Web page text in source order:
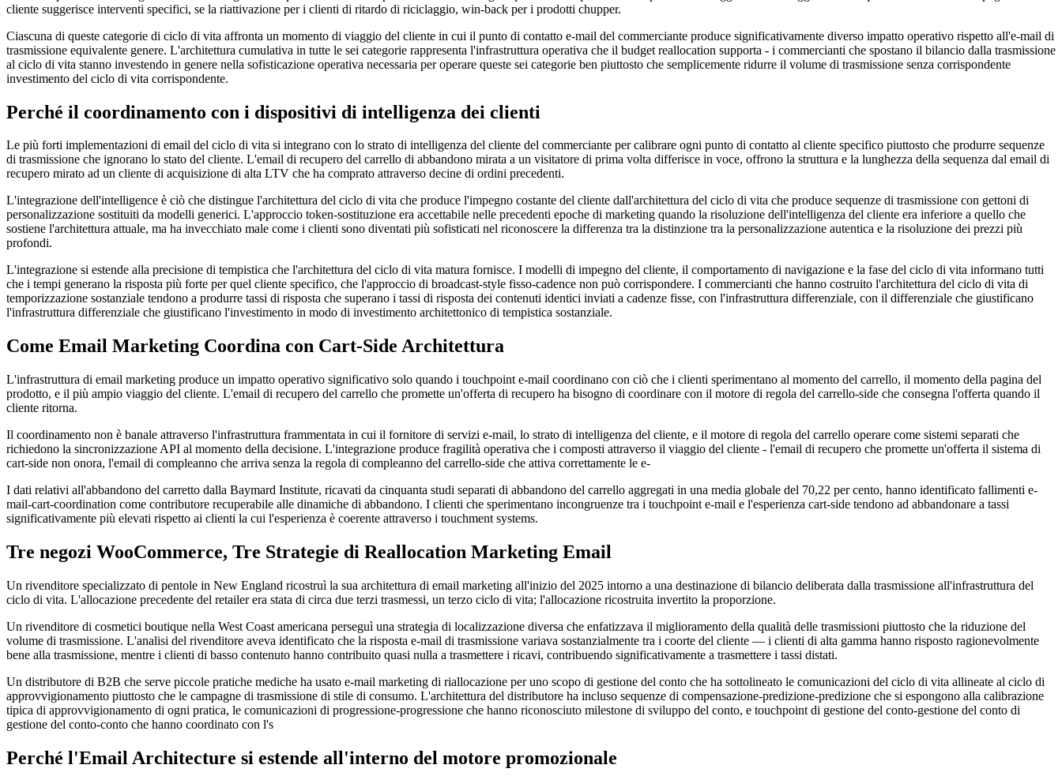
cliente suggerisce interventi specifici, se la riattivazione per i clienti di ritardo di riciclaggio, win-back per i prodotti chupper.
Ciascuna di queste categorie di ciclo di vita affronta un momento di viaggio del cliente in cui il punto di contatto e-mail del commerciante produce significativamente diverso impatto operativo rispetto all'e-mail di
trasmissione equivalente genere. L'architettura cumulativa in tutte le sei categorie rappresenta l'infrastruttura operativa che il budget reallocation supporta - i commercianti che spostano il bilancio dalla trasmissione
al ciclo di vita stanno investendo in genere nella sofisticazione operativa necessaria per operare queste sei categorie ben piuttosto che semplicemente ridurre il volume di trasmissione senza corrispondente
investimento del ciclo di vita corrispondente.
Perché il coordinamento con i dispositivi di intelligenza dei clienti
Le più forti implementazioni di email del ciclo di vita si integrano con lo strato di intelligenza del cliente del commerciante per calibrare ogni punto di contatto al cliente specifico piuttosto che produrre sequenze
di trasmissione che ignorano lo stato del cliente. L'email di recupero del carrello di abbandono mirata a un visitatore di prima volta differisce in voce, offrono la struttura e la lunghezza della sequenza dal email di
recupero mirato ad un cliente di acquisizione di alta LTV che ha comprato attraverso decine di ordini precedenti.
L'integrazione dell'intelligence è ciò che distingue l'architettura del ciclo di vita che produce l'impegno costante del cliente dall'architettura del ciclo di vita che produce sequenze di trasmissione con gettoni di
personalizzazione sostituiti da modelli generici. L'approccio token-sostituzione era accettabile nelle precedenti epoche di marketing quando la risoluzione dell'intelligenza del cliente era inferiore a quello che
sostiene l'architettura attuale, ma ha invecchiato male come i clienti sono diventati più sofisticati nel riconoscere la differenza tra la distinzione tra la personalizzazione autentica e la risoluzione dei prezzi più
profondi.
L'integrazione si estende alla precisione di tempistica che l'architettura del ciclo di vita matura fornisce. I modelli di impegno del cliente, il comportamento di navigazione e la fase del ciclo di vita informano tutti
che i tempi generano la risposta più forte per quel cliente specifico, che l'approccio di broadcast-style fisso-cadence non può corrispondere. I commercianti che hanno costruito l'architettura del ciclo di vita di
temporizzazione sostanziale tendono a produrre tassi di risposta che superano i tassi di risposta dei contenuti identici inviati a cadenze fisse, con l'infrastruttura differenziale, con il differenziale che giustificano
l'infrastruttura differenziale che giustificano l'investimento in modo di investimento architettonico di tempistica sostanziale.
Come Email Marketing Coordina con Cart-Side Architettura
L'infrastruttura di email marketing produce un impatto operativo significativo solo quando i touchpoint e-mail coordinano con ciò che i clienti sperimentano al momento del carrello, il momento della pagina del
prodotto, e il più ampio viaggio del cliente. L'email di recupero del carrello che promette un'offerta di recupero ha bisogno di coordinare con il motore di regola del carrello-side che consegna l'offerta quando il
cliente ritorna.
Il coordinamento non è banale attraverso l'infrastruttura frammentata in cui il fornitore di servizi e-mail, lo strato di intelligenza del cliente, e il motore di regola del carrello operare come sistemi separati che
richiedono la sincronizzazione API al momento della decisione. L'integrazione produce fragilità operativa che i composti attraverso il viaggio del cliente - l'email di recupero che promette un'offerta il sistema di
cart-side non onora, l'email di compleanno che arriva senza la regola di compleanno del carrello-side che attiva correttamente le e-
I dati relativi all'abbandono del carretto dalla Baymard Institute, ricavati da cinquanta studi separati di abbandono del carrello aggregati in una media globale del 70,22 per cento, hanno identificato fallimenti e-
mail-cart-coordination come contributore recuperabile alle dinamiche di abbandono. I clienti che sperimentano incongruenze tra i touchpoint e-mail e l'esperienza cart-side tendono ad abbandonare a tassi
significativamente più elevati rispetto ai clienti la cui l'esperienza è coerente attraverso i touchment systems.
Tre negozi WooCommerce, Tre Strategie di Reallocation Marketing Email
Un rivenditore specializzato di pentole in New England ricostruì la sua architettura di email marketing all'inizio del 2025 intorno a una destinazione di bilancio deliberata dalla trasmissione all'infrastruttura del
ciclo di vita. L'allocazione precedente del retailer era stata di circa due terzi trasmessi, un terzo ciclo di vita; l'allocazione ricostruita invertito la proporzione.
Un rivenditore di cosmetici boutique nella West Coast americana perseguì una strategia di localizzazione diversa che enfatizzava il miglioramento della qualità delle trasmissioni piuttosto che la riduzione del
volume di trasmissione. L'analisi del rivenditore aveva identificato che la risposta e-mail di trasmissione variava sostanzialmente tra i coorte del cliente — i clienti di alta gamma hanno risposto ragionevolmente
bene alla trasmissione, mentre i clienti di basso contenuto hanno contribuito quasi nulla a trasmettere i ricavi, contribuendo significativamente a trasmettere i tassi distati.
Un distributore di B2B che serve piccole pratiche mediche ha usato e-mail marketing di riallocazione per uno scopo di gestione del conto che ha sottolineato le comunicazioni del ciclo di vita allineate al ciclo di
approvvigionamento piuttosto che le campagne di trasmissione di stile di consumo. L'architettura del distributore ha incluso sequenze di compensazione-predizione-predizione che si espongono alla calibrazione
tipica di approvvigionamento di ogni pratica, le comunicazioni di progressione-progressione che hanno riconosciuto milestone di sviluppo del conto, e touchpoint di gestione del conto-gestione del conto di
gestione del conto-conto che hanno coordinato con l's
Perché l'Email Architecture si estende all'interno del motore promozionale